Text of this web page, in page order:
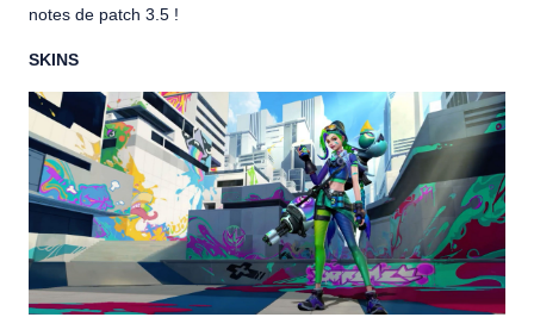
notes de patch 3.5 !
SKINS